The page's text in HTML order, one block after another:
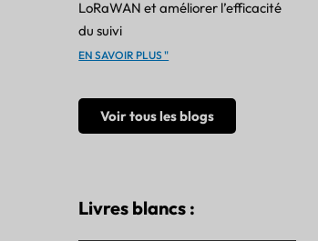
LoRaWAN et améliorer l’efficacité
du suivi
EN SAVOIR PLUS "
Voir tous les blogs
Livres blancs :